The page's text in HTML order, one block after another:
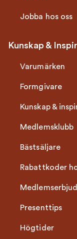
Jobba hos oss
Kunskap &
Varumärken
Formgivare
Kunskap &
Medlemsklubb
Bästsäljare
Rabattkoder
Presenttips
Högtider